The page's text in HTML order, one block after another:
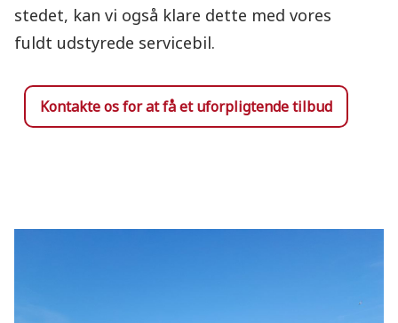
stedet, kan vi også klare dette med vores
fuldt udstyrede servicebil.
Kontakte os for at få et uforpligtende tilbud